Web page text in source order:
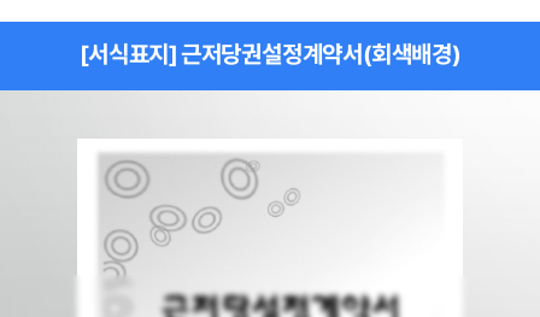
[서식표지] 근저당권설정계약서(회색배경)